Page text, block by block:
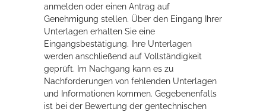
anmelden oder einen Antrag auf
Genehmigung stellen. Über den Eingang Ihrer
Unterlagen erhalten Sie eine
Eingangsbestätigung. Ihre Unterlagen
werden anschließend auf Vollständigkeit
geprüft. Im Nachgang kann es zu
Nachforderungen von fehlenden Unterlagen
und Informationen kommen. Gegebenenfalls
ist bei der Bewertung der gentechnischen